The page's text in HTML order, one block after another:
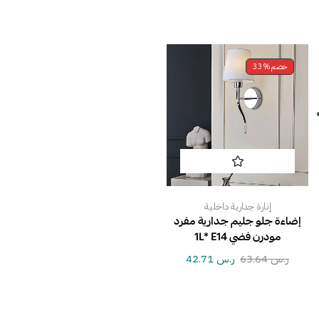
خصم33%
إنارة جدارية داخلية
إضاءة جلو جليم جدارية مفرد
مودرن فضي 1L* E14
ر.س63.64 ر.س